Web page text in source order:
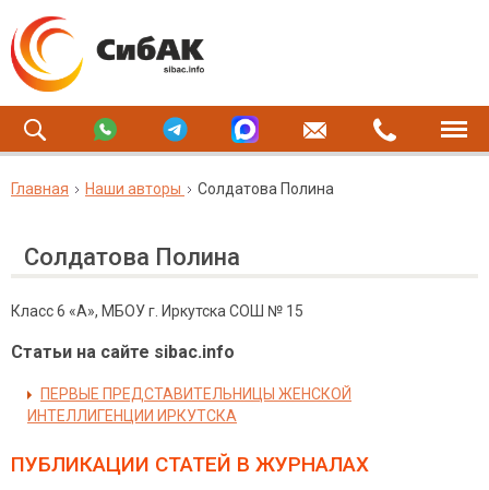
Главная Наши авторы Солдатова Полина
Солдатова Полина
Класс 6 «А», МБОУ г. Иркутска СОШ № 15
Статьи на сайте sibac.info
ПЕРВЫЕ ПРЕДСТАВИТЕЛЬНИЦЫ ЖЕНСКОЙ
ИНТЕЛЛИГЕНЦИИ ИРКУТСКА
ПУБЛИКАЦИИ СТАТЕЙ В ЖУРНАЛАХ